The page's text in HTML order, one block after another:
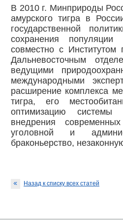
В 2010 г. Минприроды
амурского тигра в
государственной
сохранения
совместно с
Дальневосточным
ведущими
международными
расширение комплекса
тигра, его
оптимизацию системы
внедрения
уголовной и
браконьерство,
Назад к списку всех статей